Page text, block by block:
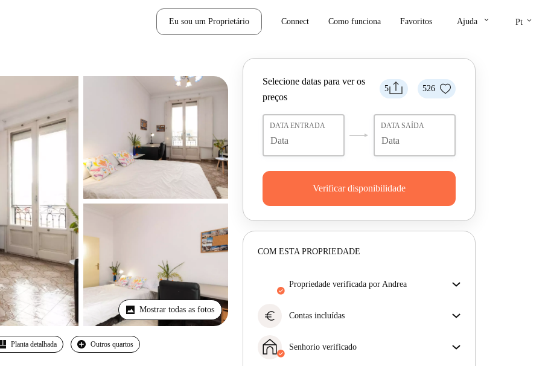
Eu sou um Proprietário Connect Como funciona Favoritos Ajuda keyboard_arrow_down Pt keyboard_arrow_down
Mostrar todas as fotos
Planta detalhada Outros quartos
5 526
Selecione datas para ver os
preços
DATA ENTRADA DATA SAÍDA
Verificar disponibilidade
COM ESTA PROPRIEDADE
propriedade verificada por Andrea
obtém exatamente o que vê no anúncio.
euro Contas incluídas
incluídas. A renda e as contas estão todas incluídas
para uma experiência sem preocupações
Senhorio verificado